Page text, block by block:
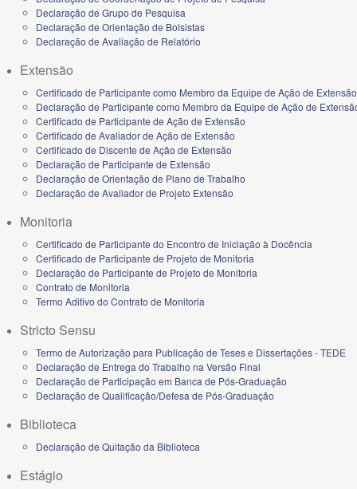
Declaração de Grupo de Pesquisa
Declaração de Orientação de Bolsistas
Declaração de Avaliação de Relatório
Extensão
Certificado de Participante como Membro da Equipe de Ação de Extensão
Declaração de Participante como Membro da Equipe de Ação de
Certificado de Participante de Ação de Extensão
Certificado de Avaliador de Ação de Extensão
Certificado de Discente de Ação de Extensão
Declaração de Participante de Extensão
Declaração de Orientação de Plano de Trabalho
Declaração de Avaliador de Projeto Extensão
Monitoria
Certificado de Participante do Encontro de Iniciação à Docência
Certificado de Participante de Projeto de Monitoria
Declaração de Participante de Projeto de Monitoria
Contrato de Monitoria
Termo Aditivo do Contrato de Monitoria
Stricto Sensu
Termo de Autorização para Publicação de Teses e Dissertações - TEDE
Declaração de Entrega do Trabalho na Versão Final
Declaração de Participação em Banca de Pós-Graduação
Declaração de Qualificação/Defesa de Pós-Graduação
Biblioteca
Declaração de Quitação da Biblioteca
Estágio